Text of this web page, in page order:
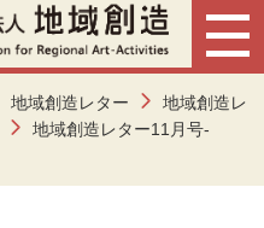
地域創造レター
地域創造レ
地域創造レター11月号-